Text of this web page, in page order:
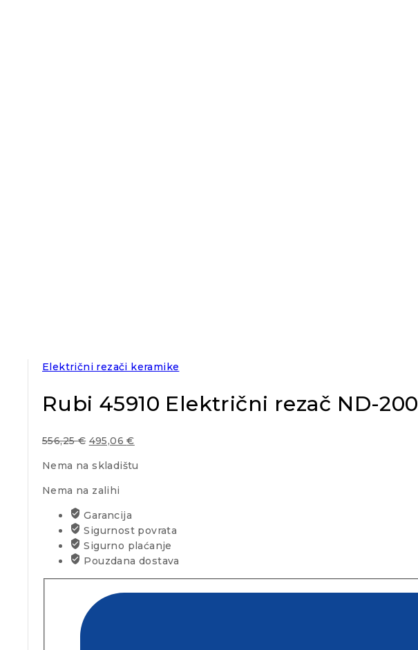
Električni rezači keramike
Rubi 45910 Električni rezač ND-200
556,25€ 495,06€
Nema na skladištu
Nema na zalihi
Garancija
Sigurnost povrata
Sigurno plaćanje
Pouzdana dostava